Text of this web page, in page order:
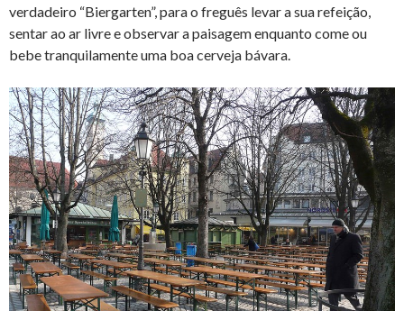
verdadeiro “Biergarten”, para o freguês levar a sua refeição,
sentar ao ar livre e observar a paisagem enquanto come ou
bebe tranquilamente uma boa cerveja bávara.